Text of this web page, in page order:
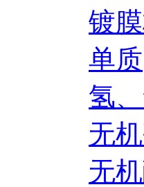
镀
单质
氢
无
无